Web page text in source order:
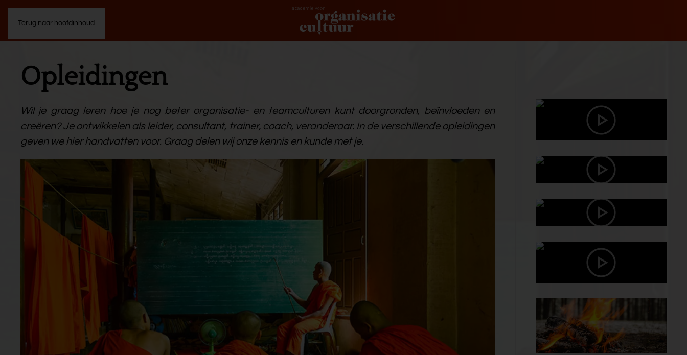
Terug naar hoofdinhoud
Opleidingen
Wil je graag leren hoe je nog beter organisatie- en teamculturen kunt doorgronden, beïnvloeden en
creëren? Je ontwikkelen als leider, consultant, trainer, coach, veranderaar. In de verschillende opleidingen
geven we hier handvatten voor. Graag delen wij onze kennis en kunde met je.